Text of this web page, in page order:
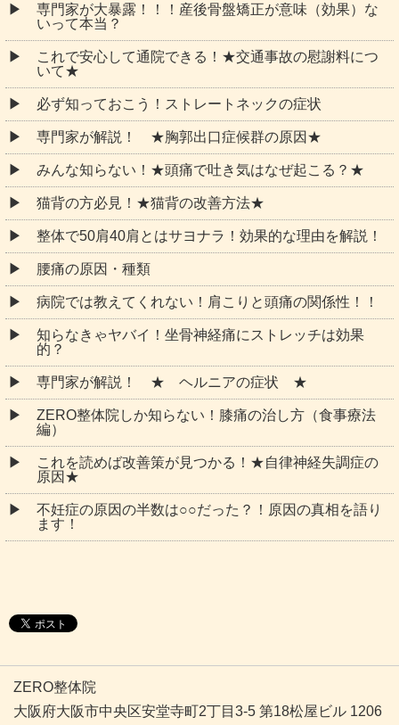
専門家が大暴露！！！産後骨盤矯正が意味（効果）な
いって本当？
これで安心して通院できる！★交通事故の慰謝料につ
いて★
必ず知っておこう！ストレートネックの症状
専門家が解説！ ★胸郭出口症候群の原因★
みんな知らない！★頭痛で吐き気はなぜ起こる？★
猫背の方必見！★猫背の改善方法★
整体で50肩40肩とはサヨナラ！効果的な理由を解説！
腰痛の原因・種類
病院では教えてくれない！肩こりと頭痛の関係性！！
知らなきゃヤバイ！坐骨神経痛にストレッチは効果
的？
専門家が解説！ ★ ヘルニアの症状 ★
ZERO整体院しか知らない！膝痛の治し方（食事療法
編）
これを読めば改善策が見つかる！★自律神経失調症の
原因★
不妊症の原因の半数は○○だった？！原因の真相を語り
ます！
ZERO整体院
大阪府大阪市中央区安堂寺町2丁目3-5 第18松屋ビル 1206